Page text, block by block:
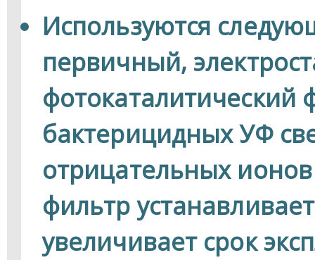
Используются
первичный,
бактерицидных УФ
отрицательных
фильтр
увеличивает срок